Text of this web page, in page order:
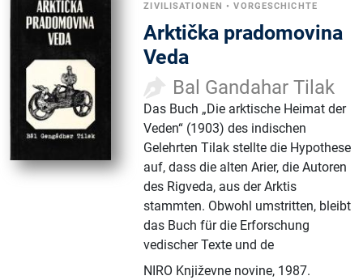
ZIVILISATIONEN •VORGESCHICHTE
Arktička pradomovina
Veda
Bal Gandahar Tilak
Das Buch „Die arktische Heimat der
Veden“ (1903) des indischen
Gelehrten Tilak stellte die Hypothese
auf, dass die alten Arier, die Autoren
des Rigveda, aus der Arktis
stammten. Obwohl umstritten, bleibt
das Buch für die Erforschung
vedischer Texte und de
NIRO Književne novine, 1987.